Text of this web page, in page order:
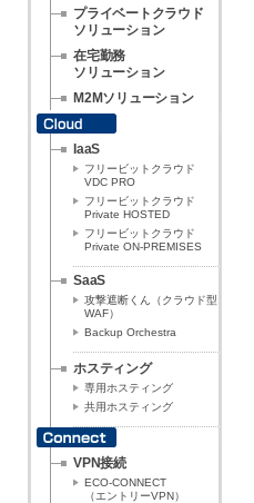
プライベートクラウド
ソリューション
在宅勤務
ソリューション
M2Mソリューション
IaaS
フリービットクラウド
VDC PRO
フリービットクラウド
Private HOSTED
フリービットクラウド
Private ON-PREMISES
SaaS
攻撃遮断くん（クラウド型
WAF）
Backup Orchestra
ホスティング
専用ホスティング
共用ホスティング
VPN接続
ECO-CONNECT
（エントリーVPN）